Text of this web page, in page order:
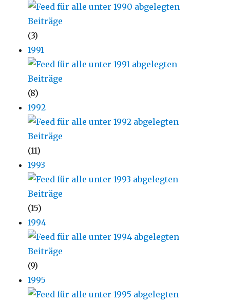
(3)
1991
(8)
1992
(11)
1993
(15)
1994
(9)
1995